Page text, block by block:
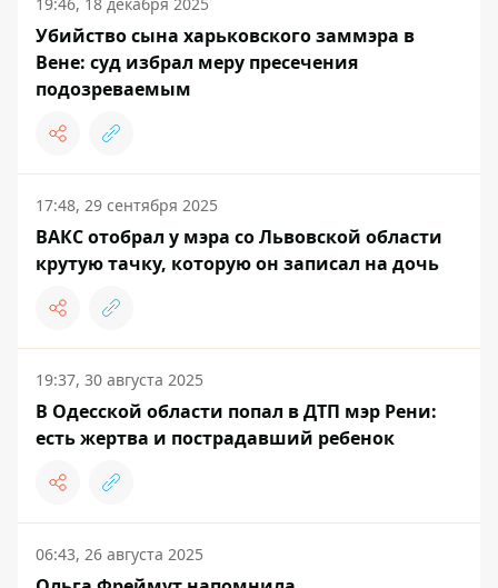
Убийство сына харьковского заммэра в
Вене: суд избрал меру пресечения
подозреваемым
17:48, 29 сентября 2025
ВАКС отобрал у мэра со Львовской области
крутую тачку, которую он записал на дочь
19:37, 30 августа 2025
В Одесской области попал в ДТП мэр Рени:
есть жертва и пострадавший ребенок
06:43, 26 августа 2025